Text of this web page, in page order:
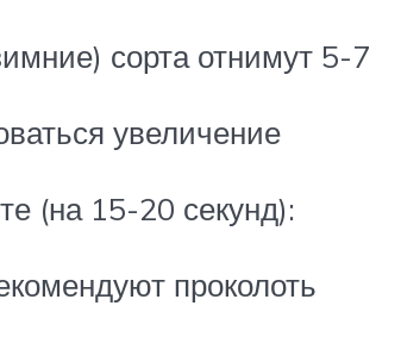
сорта отнимут 5-7
увеличение
(на 15-20 секунд):
проколоть